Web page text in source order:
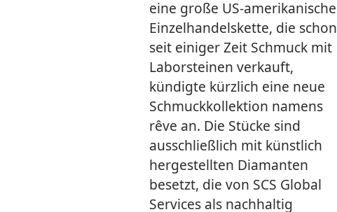
eine große US-amerikanische
Einzelhandelskette, die schon
seit einiger Zeit Schmuck mit
Laborsteinen verkauft,
kündigte kürzlich eine neue
Schmuckkollektion namens
rêve an. Die Stücke sind
ausschließlich mit künstlich
hergestellten Diamanten
besetzt, die von SCS Global
Services als nachhaltig